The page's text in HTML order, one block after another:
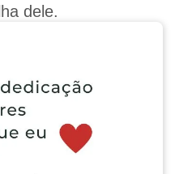
dele.